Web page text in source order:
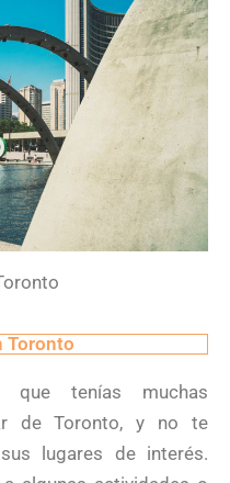
Toronto
tenías muchas
de Toronto, y no te
lugares de interés.